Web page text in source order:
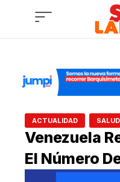
ACTUALIDAD SALUD
Venezuela
El Número